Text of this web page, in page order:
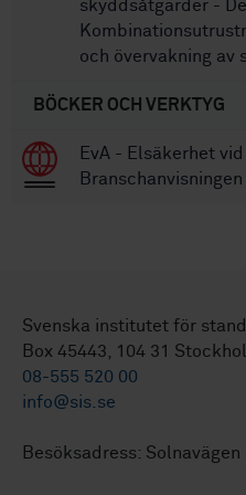
skyddsåtgärder -
och övervakning av
BÖCKER OCH VERKTYG
EvA - Elsäkerhet
Svenska institutet för
Box 45443, 104 31
08-555 520 00
info@sis.se
Besöksadress: